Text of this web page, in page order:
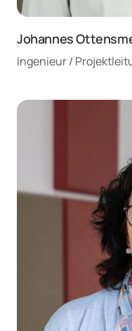
Johannes
Ingenieur /